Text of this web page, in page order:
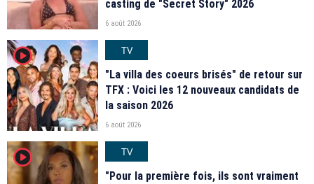
casting de "Secret Story" 2026
6 août 2026
player2
TV
"La villa des coeurs brisés" de retour sur
TFX : Voici les 12 nouveaux candidats de
la saison 2026
6 août 2026
player2
TV
"Pour la première fois, ils sont vraiment